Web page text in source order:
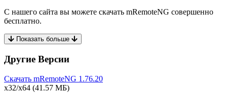
С нашего сайта вы можете скачать mRemoteNG совершенно
бесплатно.
Показать больше
Другие Версии
Скачать mRemoteNG 1.76.20
x32/x64 (41.57 МБ)